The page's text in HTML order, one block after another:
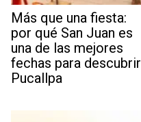
Más que una fiesta:
por qué San Juan es
una de las mejores
fechas para descubrir
Pucallpa